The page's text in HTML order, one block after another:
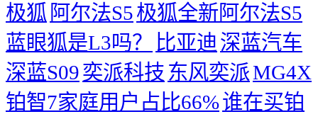
极狐 阿尔法S5极狐全新阿尔法S5
蓝眼狐是L3吗？
比亚迪 深蓝汽车
深蓝S09奕派科技 东风奕派MG4X
铂智7家庭用户占比66%谁在买铂